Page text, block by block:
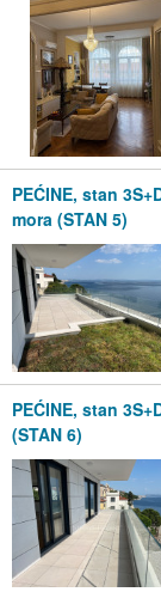
PEĆINE, stan
mora (STAN 5)
PEĆINE, stan
(STAN 6)